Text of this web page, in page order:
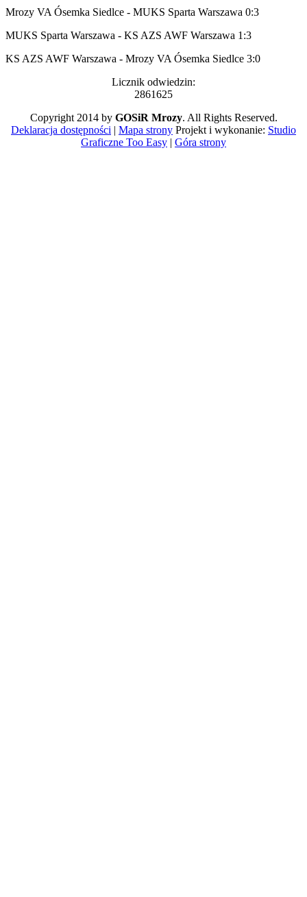
Mrozy VA Ósemka Siedlce - MUKS Sparta Warszawa 0:3
MUKS Sparta Warszawa - KS AZS AWF Warszawa 1:3
KS AZS AWF Warszawa - Mrozy VA Ósemka Siedlce 3:0
Licznik odwiedzin:
2861625
Copyright 2014 by GOSiR Mrozy. All Rights Reserved.
Deklaracja dostępności | Mapa strony Projekt i wykonanie: Studio
Graficzne Too Easy | Góra strony